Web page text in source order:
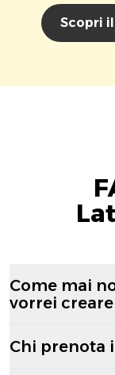
Scopri
Come mai
vorrei
Chi prenota